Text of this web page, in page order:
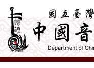
跳到主要內容